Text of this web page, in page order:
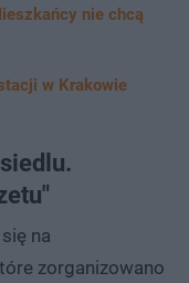
nie chcą
w Krakowie
na
zorganizowano